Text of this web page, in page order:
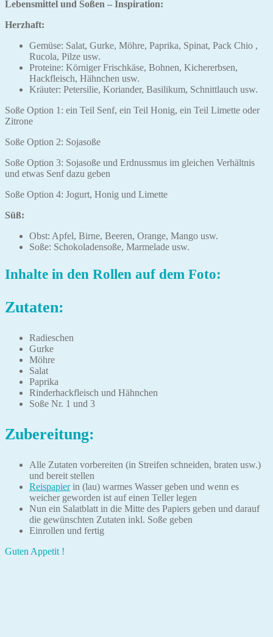
Lebensmittel und Soßen – Inspiration:
Herzhaft:
Gemüse: Salat, Gurke, Möhre, Paprika, Spinat, Pack Chio ,
Rucola, Pilze usw.
Proteine: Körniger Frischkäse, Bohnen, Kichererbsen,
Hackfleisch, Hähnchen usw.
Kräuter: Petersilie, Koriander, Basilikum, Schnittlauch usw.
Soße Option 1: ein Teil Senf, ein Teil Honig, ein Teil Limette oder
Zitrone
Soße Option 2: Sojasoße
Soße Option 3: Sojasoße und Erdnussmus im gleichen Verhältnis
und etwas Senf dazu geben
Soße Option 4: Jogurt, Honig und Limette
Süß:
Obst: Apfel, Birne, Beeren, Orange, Mango usw.
Soße: Schokoladensoße, Marmelade usw.
Inhalte in den Rollen auf dem Foto:
Zutaten:
Radieschen
Gurke
Möhre
Salat
Paprika
Rinderhackfleisch und Hähnchen
Soße Nr. 1 und 3
Zubereitung:
Alle Zutaten vorbereiten (in Streifen schneiden, braten usw.)
und bereit stellen
Reispapierin (lau) warmes Wasser geben und wenn es
weicher geworden ist auf einen Teller legen
Nun ein Salatblatt in die Mitte des Papiers geben und darauf
die gewünschten Zutaten inkl. Soße geben
Einrollen und fertig
Guten Appetit !